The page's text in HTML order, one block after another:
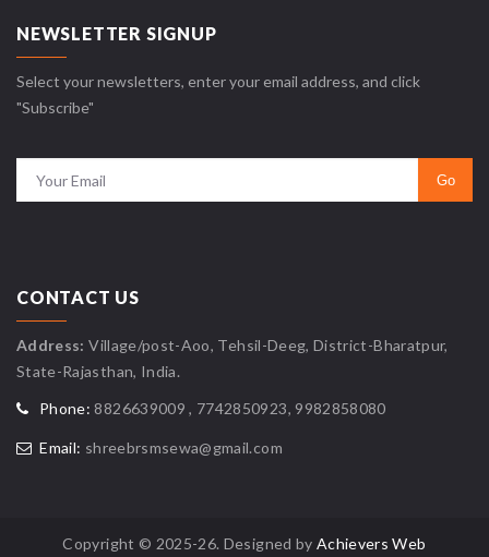
NEWSLETTER SIGNUP
Select your newsletters, enter your email address, and click
"Subscribe"
CONTACT US
Address: Village/post-Aoo, Tehsil-Deeg, District-Bharatpur,
State-Rajasthan, India.
Phone: 8826639009 , 7742850923, 9982858080
Email: shreebrsmsewa@gmail.com
Copyright © 2025-26. Designed by Achievers Web